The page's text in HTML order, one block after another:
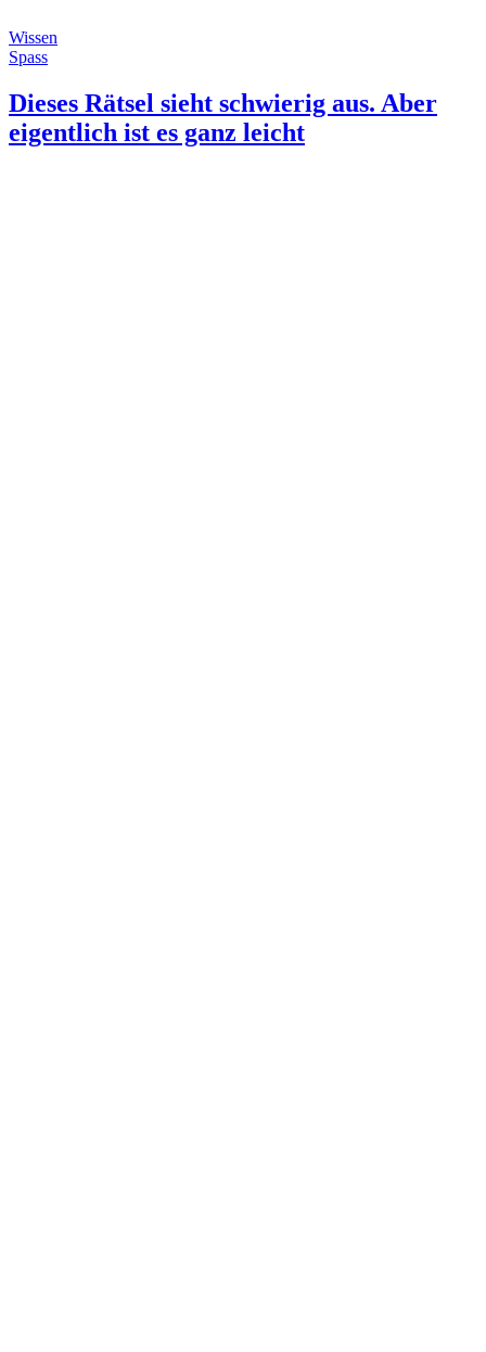
Wissen
Spass
Dieses Rätsel sieht schwierig aus. Aber
eigentlich ist es ganz leicht